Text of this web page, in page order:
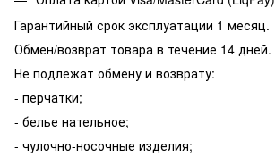
Гарантийный срок эксплуатации 1 месяц.
Обмен/возврат товара в течение 14 дней.
Не подлежат обмену и возврату:
- перчатки;
- белье нательное;
- чулочно-носочные изделия;